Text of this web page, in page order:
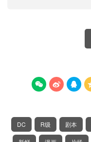
  
DC R级 剧本